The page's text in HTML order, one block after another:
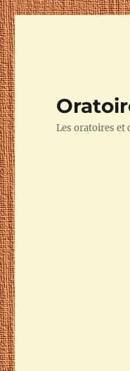
Les oratoires et